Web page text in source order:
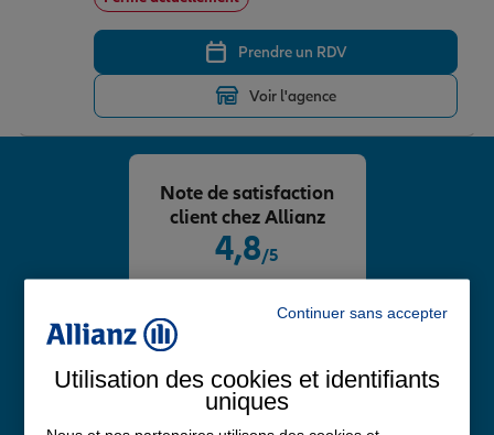
Prendre un RDV
Voir l'agence
4,8/5
Note de satisfaction
client chez Allianz
Continuer sans accepter
Utilisation des cookies et identifiants
uniques